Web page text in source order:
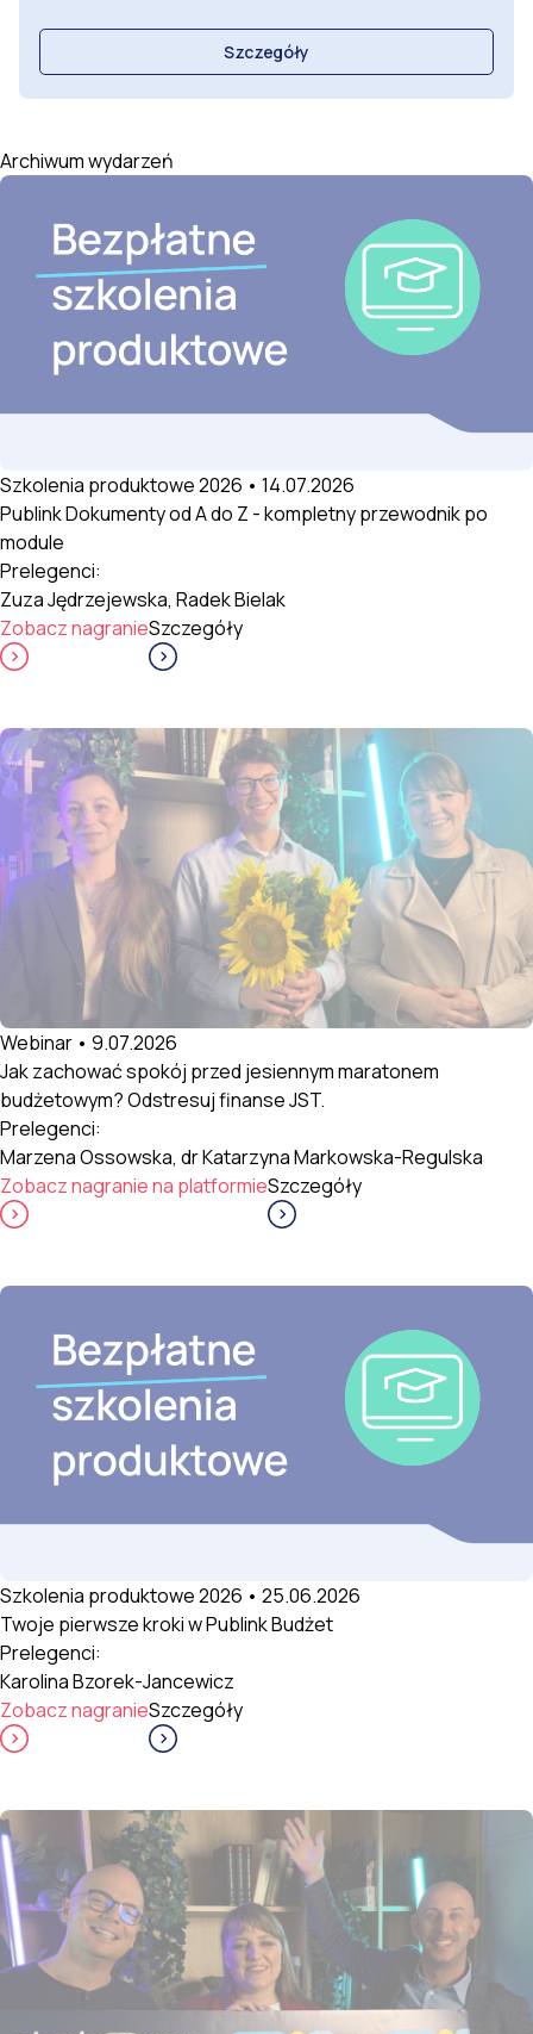
Szczegóły
Archiwum wydarzeń
Szkolenia produktowe 2026 • 14.07.2026
Publink Dokumenty od A do Z - kompletny przewodnik po
module
Prelegenci:
Zuza Jędrzejewska, Radek Bielak
Zobacz nagranieSzczegóły
Webinar • 9.07.2026
Jak zachować spokój przed jesiennym maratonem
budżetowym? Odstresuj finanse JST.
Prelegenci:
Marzena Ossowska, dr Katarzyna Markowska-Regulska
Zobacz nagranie na platformieSzczegóły
Szkolenia produktowe 2026 • 25.06.2026
Twoje pierwsze kroki w Publink Budżet
Prelegenci:
Karolina Bzorek-Jancewicz
Zobacz nagranieSzczegóły